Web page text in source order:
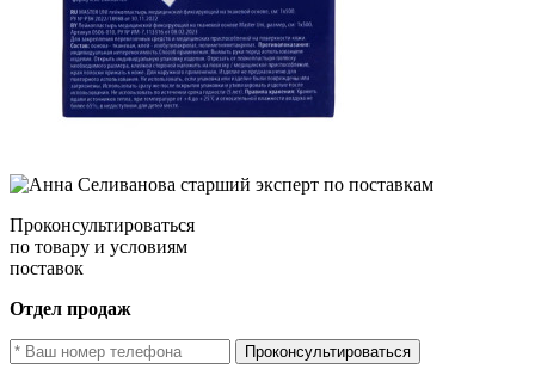
Проконсультироваться
по товару и условиям
поставок
Отдел продаж
Проконсультироваться